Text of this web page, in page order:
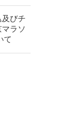
及びチ
ラソ
て